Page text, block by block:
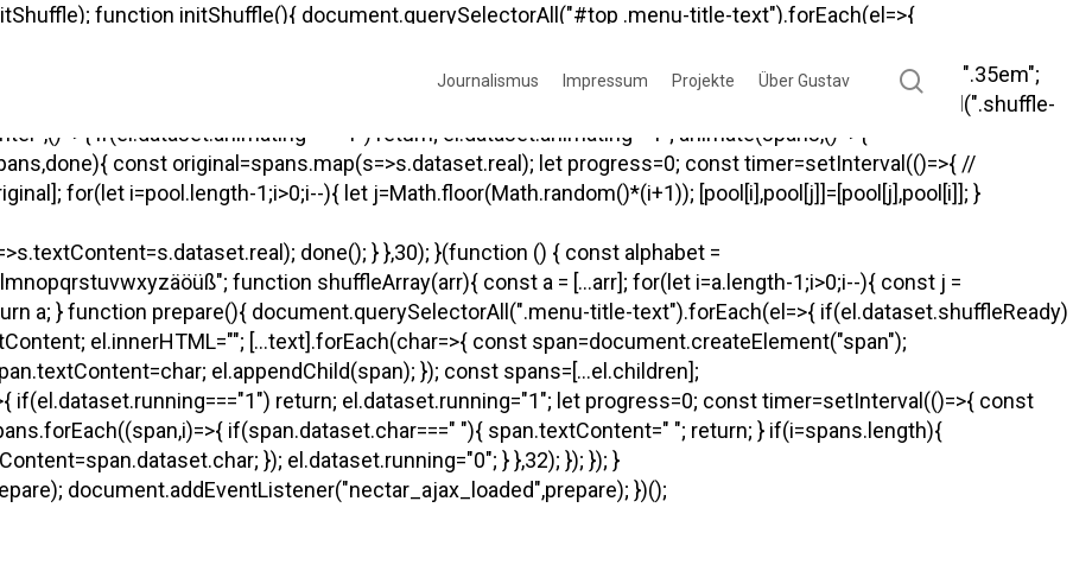
function initShuffle(){ document.querySelectorAll("#top .menu-title-text").forEach(el=>{
const letters=original.split(""); el.innerHTML=""; letters.forEach(letter=>{ const
letter"; span.dataset.real=letter; span.textContent=letter; if(letter===" "){ span.style.width=".35em";
block"; span.style.textAlign="center"; el.appendChild(span); }); const spans=[...el.querySelectorAll(".shuffle-
if(el.dataset.animating==="1") return; el.dataset.animating="1"; animate(spans,()=>{
const original=spans.map(s=>s.dataset.real); let progress=0; const timer=setInterval(()=>{ //
for(let i=pool.length-1;i>0;i--){ let j=Math.floor(Math.random()*(i+1)); [pool[i],pool[j]]=[pool[j],pool[i]]; }
done(); } },30); }(function () { const alphabet =
function shuffleArray(arr){ const a = [...arr]; for(let i=a.length-1;i>0;i--){ const j =
a; } function prepare(){ document.querySelectorAll(".menu-title-text").forEach(el=>{ if(el.dataset.shuffleReady)
el.innerHTML=""; [...text].forEach(char=>{ const span=document.createElement("span");
el.appendChild(span); }); const spans=[...el.children];
if(el.dataset.running==="1") return; el.dataset.running="1"; let progress=0; const timer=setInterval(()=>{ const
if(span.dataset.char===" "){ span.textContent=" "; return; } if(i=spans.length){
}); el.dataset.running="0"; } },32); }); }); }
document.addEventListener("nectar_ajax_loaded",prepare); })();
Journalismus Impressum Projekte Über Gustav search